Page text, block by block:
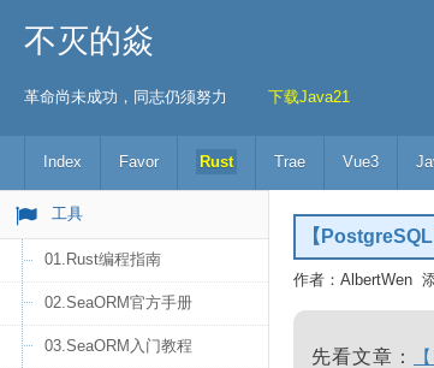
不灭的焱
革命尚未成功，同志仍须努力 下载Java21
Index Favor Rust Trae Vue3
工具
01.Rust编程指南
02.SeaORM官方手册
03.SeaORM入门教程
【
作者：AlbertWen
先看文章：